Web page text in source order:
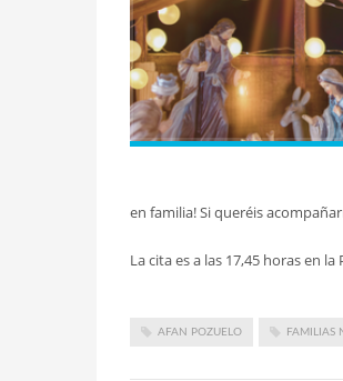
en familia! Si queréis
La cita es a las 17,45 horas en
AFAN POZUELO FAMILIAS